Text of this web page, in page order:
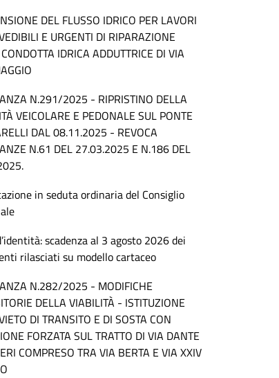
DEL FLUSSO IDRICO PER LAVORI
E URGENTI DI RIPARAZIONE
IDRICA ADDUTTRICE DI VIA
N.291/2025 - RIPRISTINO DELLA
VEICOLARE E PEDONALE SUL PONTE
DAL 08.11.2025 - REVOCA
N.61 DEL 27.03.2025 E N.186 DEL
in seduta ordinaria del Consiglio
scadenza al 3 agosto 2026 dei
rilasciati su modello cartaceo
N.282/2025 - MODIFICHE
DELLA VIABILITÀ - ISTITUZIONE
DI TRANSITO E DI SOSTA CON
FORZATA SUL TRATTO DI VIA DANTE
COMPRESO TRA VIA BERTA E VIA XXIV